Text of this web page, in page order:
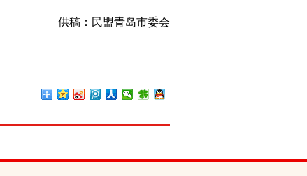
供稿：民盟青岛市委会